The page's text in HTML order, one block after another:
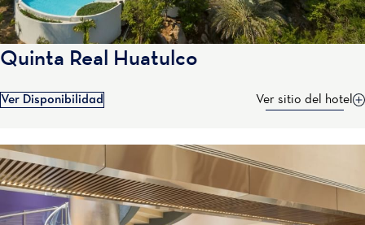
Quinta Real Huatulco
Ver Disponibilidad Ver sitio del hotel